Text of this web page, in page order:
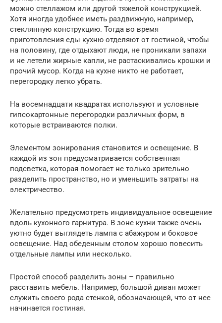
можно стеллажом или другой тяжелой конструкцией.
Хотя иногда удобнее иметь раздвижную, например,
стеклянную конструкцию. Тогда во время
приготовления еды кухню отделяют от гостиной, чтобы
на половину, где отдыхают люди, не проникали запахи
и не летели жирные капли, не растаскивались крошки и
прочий мусор. Когда на кухне никто не работает,
перегородку легко убрать.
На восемнадцати квадратах используют и условные
гипсокартонные перегородки различных форм, в
которые встраиваются полки.
Элементом зонирования становится и освещение. В
каждой из зон предусматривается собственная
подсветка, которая помогает не только зрительно
разделить пространство, но и уменьшить затраты на
электричество.
Желательно предусмотреть индивидуальное освещение
вдоль кухонного гарнитура. В зоне кухни также очень
уютно будет выглядеть лампа с абажуром и боковое
освещение. Над обеденным столом хорошо повесить
отдельные лампы или несколько.
Простой способ разделить зоны – правильно
расставить мебель. Например, большой диван может
служить своего рода стенкой, обозначающей, что от нее
начинается гостиная.